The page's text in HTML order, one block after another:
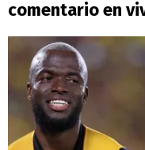
comentario en